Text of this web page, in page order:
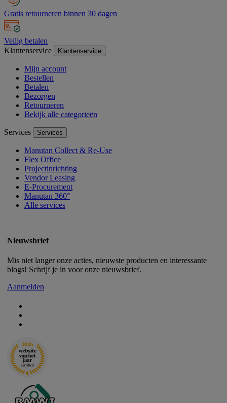
Gratis retourneren binnen 30 dagen
Veilig betalen
Klantenservice
Klantenservice
Mijn account
Bestellen
Betalen
Bezorgen
Retourneren
Bekijk alle categorieën
Services Services
Manutan Collect & Re-Use
Flex Office
Projectinrichting
Vendor Leasing
E-Procurement
Manutan 360°
Alle services
Nieuwsbrief
Mis niet langer onze acties, nieuwste producten en interessante
blogs! Schrijf je in voor onze nieuwsbrief.
Aanmelden